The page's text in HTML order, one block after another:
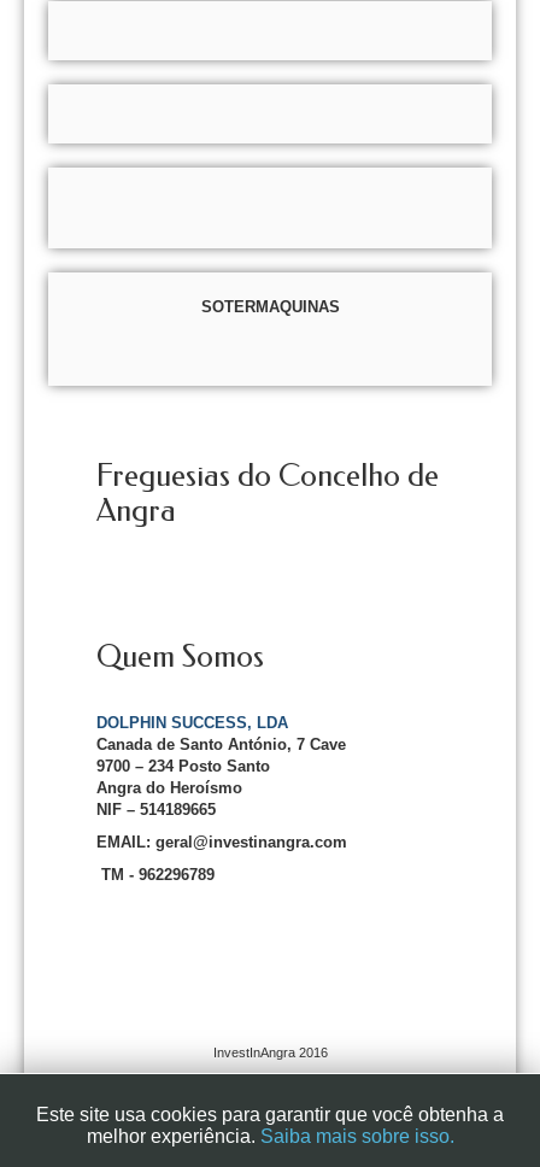
SOTERMAQUINAS
Freguesias do Concelho de
Angra
Quem Somos
DOLPHIN SUCCESS, LDA
Canada de Santo António, 7 Cave
9700 – 234 Posto Santo
Angra do Heroísmo
NIF – 514189665
EMAIL: geral@investinangra.com
TM - 962296789
InvestInAngra 2016
Este site usa cookies para garantir que você obtenha a
melhor experiência. Saiba mais sobre isso.